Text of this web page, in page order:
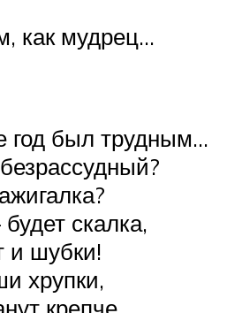
как мудрец…
год был трудным…
скалка,
и шубки!
хрупки,